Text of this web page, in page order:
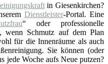
in Giesenkirchen?
Dienstleister-Portal. Eine
“ oder professionelle
wenn Schmutz auf dem Plan
für die Innenräume als auch
Sie können (oder
jede Woche aufs Neue putzen?